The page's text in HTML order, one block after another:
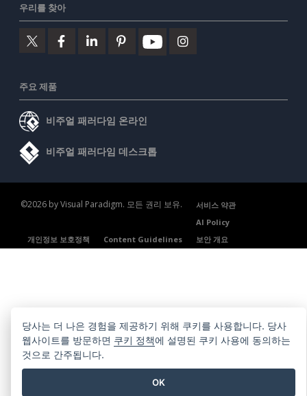
우리를 찾아
주요 제품
비주얼 패러다임 온라인
비주얼 패러다임 데스크톱
©2026 by Visual Paradigm. 모든 권리 보유.
서비스 약관
AI Policy
개인정보 보호정책
Content Guidelines 보안 개요
당사는 더 나은 경험을 제공하기 위해 쿠키를 사용합니다. 당사
웹사이트를 방문하면 쿠키 정책에 설명된 쿠키 사용에 동의하는
것으로 간주됩니다.
OK